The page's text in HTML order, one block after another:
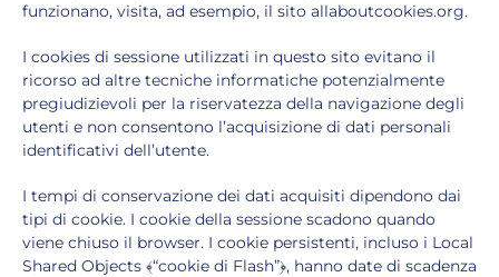
funzionano, visita, ad esempio, il sito allaboutcookies.org.
I cookies di sessione utilizzati in questo sito evitano il
ricorso ad altre tecniche informatiche potenzialmente
pregiudizievoli per la riservatezza della navigazione degli
utenti e non consentono l’acquisizione di dati personali
identificativi dell’utente.
I tempi di conservazione dei dati acquisiti dipendono dai
tipi di cookie. I cookie della sessione scadono quando
viene chiuso il browser. I cookie persistenti, incluso i Local
Shared Objects ﴾“cookie di Flash”﴿, hanno date di scadenza